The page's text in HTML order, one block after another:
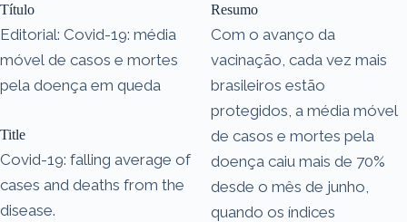
Título
Editorial: Covid-19: média
móvel de casos e mortes
pela doença em queda
Title
Covid-19: falling average of
cases and deaths from the
disease.
Resumo
Com o avanço da
vacinação, cada vez mais
brasileiros estão
protegidos, a média móvel
de casos e mortes pela
doença caiu mais de 70%
desde o mês de junho,
quando os índices